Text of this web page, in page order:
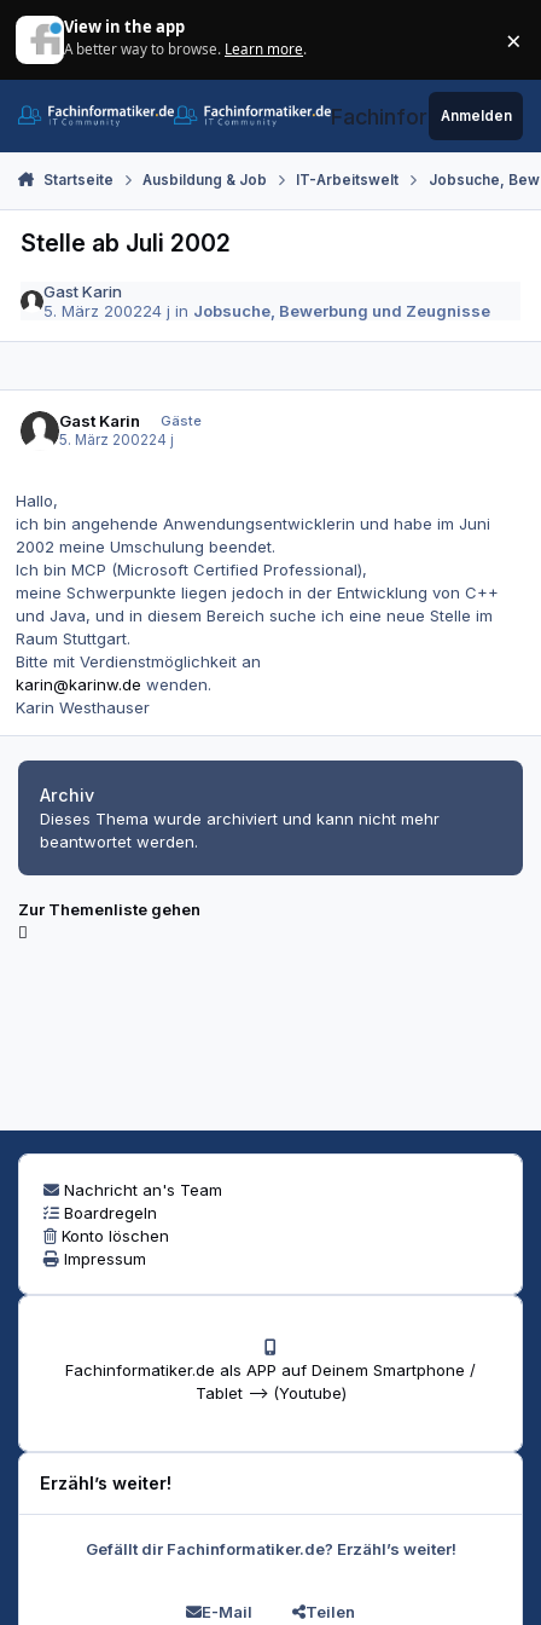
View in the app
A better way to browse. Learn more. ×
Fachinformatiker.de
Anmelden
Startseite Ausbildung & Job IT-Arbeitswelt Jobsuche,
Stelle ab Juli 2002
Gast Karin
5. März 200224 j in Jobsuche, Bewerbung und Zeugnisse
Gast Karin
Gäste
5. März 200224 j
Hallo,
ich bin angehende Anwendungsentwicklerin und habe im Juni
2002 meine Umschulung beendet.
Ich bin MCP (Microsoft Certified Professional),
meine Schwerpunkte liegen jedoch in der Entwicklung von C++
und Java, und in diesem Bereich suche ich eine neue Stelle im
Raum Stuttgart.
Bitte mit Verdienstmöglichkeit an
karin@karinw.de wenden.
Karin Westhauser
Archiv
Dieses Thema wurde archiviert und kann nicht mehr
beantwortet werden.
Zur Themenliste gehen
Nachricht an's Team
Boardregeln
Konto löschen
Impressum
Fachinformatiker.de als APP auf Deinem Smartphone /
Tablet --> (Youtube)
Erzähl’s weiter!
Gefällt dir Fachinformatiker.de? Erzähl’s weiter!
E-Mail Teilen